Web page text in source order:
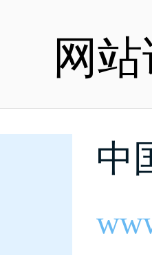
网
中